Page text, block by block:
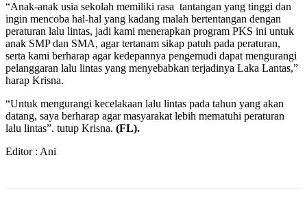
“Anak-anak usia sekolah memiliki rasa tantangan yang tinggi dan
ingin mencoba hal-hal yang kadang malah bertentangan dengan
peraturan lalu lintas, jadi kami menerapkan program PKS ini untuk
anak SMP dan SMA, agar tertanam sikap patuh pada peraturan,
serta kami berharap agar kedepannya pengemudi dapat mengurangi
pelanggaran lalu lintas yang menyebabkan terjadinya Laka Lantas,”
harap Krisna.
“Untuk mengurangi kecelakaan lalu lintas pada tahun yang akan
datang, saya berharap agar masyarakat lebih mematuhi peraturan
lalu lintas”. tutup Krisna. (FL).
Editor : Ani